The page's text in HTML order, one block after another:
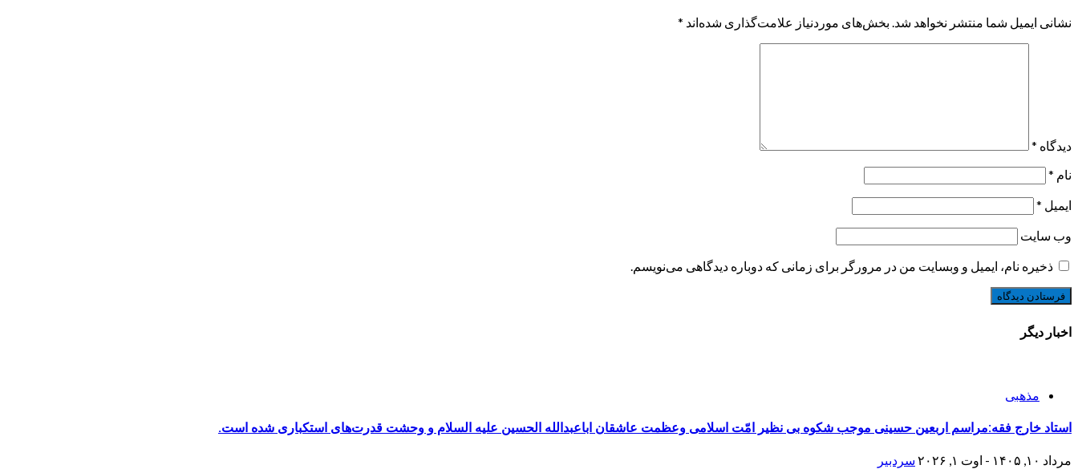
نشانی ایمیل شما منتشر نخواهد شد. بخش‌های موردنیاز علامت‌گذاری شده‌اند *
دیدگاه *
نام *
ایمیل *
وب‌ سایت
ذخیره نام، ایمیل و وبسایت من در مرورگر برای زمانی که دوباره دیدگاهی می‌نویسم.
اخبار دیگر
مذهبی
استاد خارج فقه:مراسم اربعین حسینی موجب شکوه بی نظیر امّت اسلامی وعظمت عاشقان اباعبدالله الحسین علیه السلام و وحشت قدرت‌های استکباری شده است.
مرداد ۱۰, ۱۴۰۵ - اوت ۱, ۲۰۲۶ سردبیر